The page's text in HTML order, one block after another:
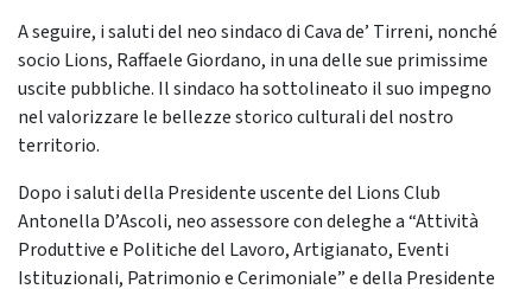
A seguire, i saluti del neo sindaco di Cava de’ Tirreni, nonché
socio Lions, Raffaele Giordano, in una delle sue primissime
uscite pubbliche. Il sindaco ha sottolineato il suo impegno
nel valorizzare le bellezze storico culturali del nostro
territorio.
Dopo i saluti della Presidente uscente del Lions Club
Antonella D’Ascoli, neo assessore con deleghe a “Attività
Produttive e Politiche del Lavoro, Artigianato, Eventi
Istituzionali, Patrimonio e Cerimoniale” e della Presidente